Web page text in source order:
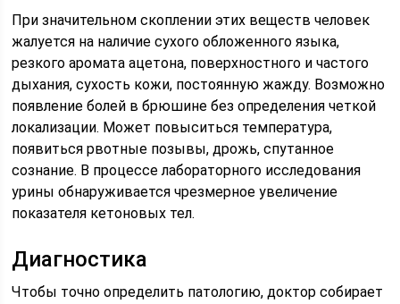
При значительном скоплении этих веществ человек
жалуется на наличие сухого обложенного языка,
резкого аромата ацетона, поверхностного и частого
дыхания, сухость кожи, постоянную жажду. Возможно
появление болей в брюшине без определения четкой
локализации. Может повыситься температура,
появиться рвотные позывы, дрожь, спутанное
сознание. В процессе лабораторного исследования
урины обнаруживается чрезмерное увеличение
показателя кетоновых тел.
Диагностика
Чтобы точно определить патологию, доктор собирает